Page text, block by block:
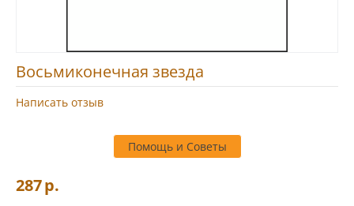
Восьмиконечная звезда
Написать отзыв
Помощь и Советы
287р.